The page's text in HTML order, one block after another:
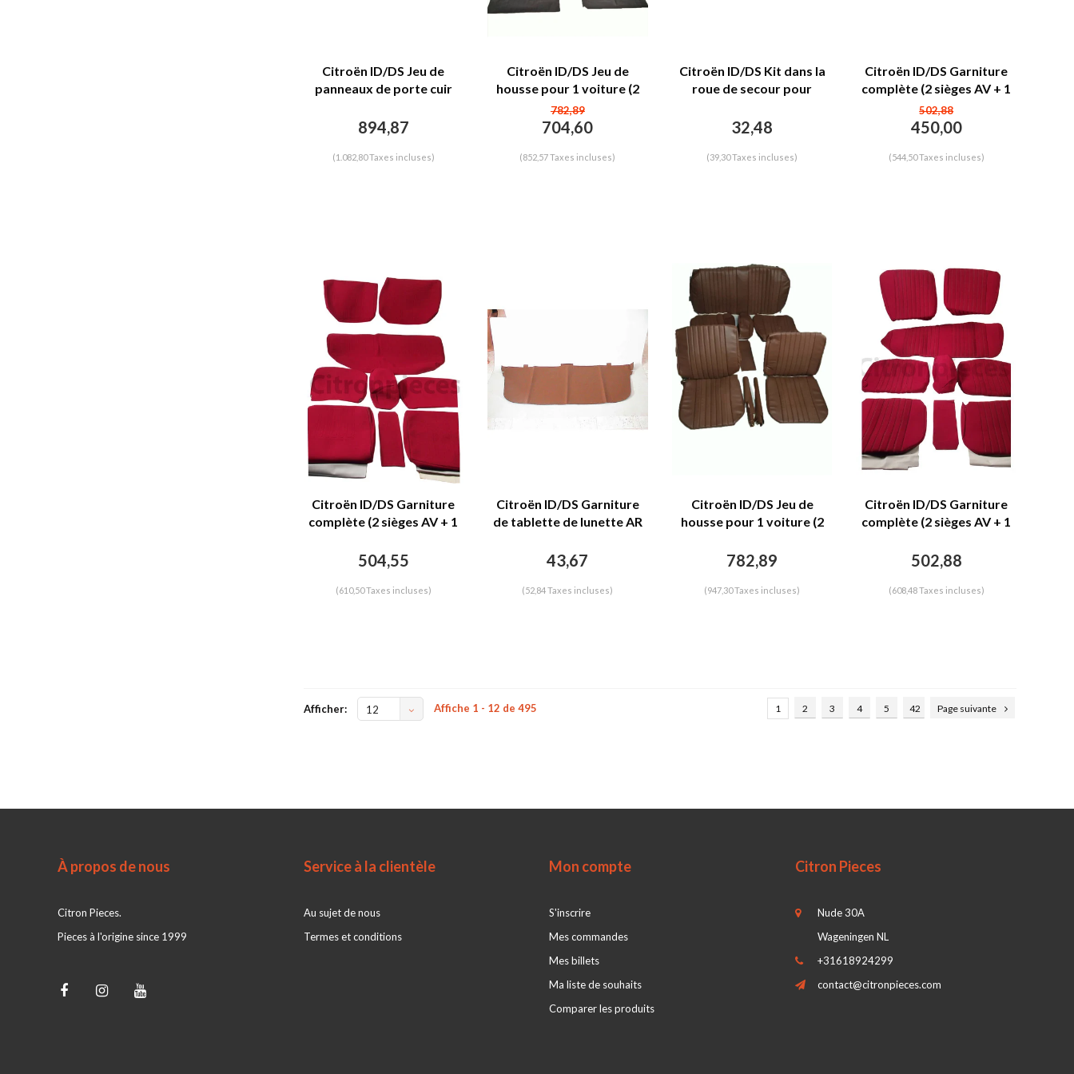
Citroën ID/DS Jeu de
panneaux de porte cuir
panneau PA) Citroën ID/DS
894,87
(1.082,80 Taxes incluses)
Citroën ID/DS Jeu de
housse pour 1 voiture (2
sieges AV 1 banquette AR)
en simili noir Citroën ID/DS
782,89
704,60
(852,57 Taxes incluses)
Citroën ID/DS Kit dans la
roue de secour pour
outils Citroën ID/DS
32,48
(39,30 Taxes incluses)
Citroën ID/DS Garniture
complète (2 sièges AV + 1
banquette AR) en étoffe
bleu (partie centrale en
deux tons) Citroën ID/DS
502,88
450,00
(544,50 Taxes incluses)
Citroën ID/DS Garniture
complète (2 sièges AV + 1
rouge unie imprimé
504,55
(610,50 Taxes incluses)
Citroën ID/DS Garniture
de tablette de lunette AR
marron Citroën ID/DS
43,67
(52,84 Taxes incluses)
Citroën ID/DS Jeu de
housse pour 1 voiture (2
en simili marron Citroën
782,89
(947,30 Taxes incluses)
Citroën ID/DS Garniture
complète (2 sièges AV + 1
rouge (partie centrale en
502,88
(608,48 Taxes incluses)
Afficher: 12 Affiche 1 - 12 de 495 1 2 3 4 5 42 Page suivante
À propos de nous
Citron Pieces.
Pieces à l'origine since 1999
Service à la clientèle
Au sujet de nous
Termes et conditions
Mon compte
S'inscrire
Mes commandes
Mes billets
Ma liste de souhaits
Comparer les produits
Citron Pieces
Nude 30A
Wageningen NL
+31618924299
contact@citronpieces.com